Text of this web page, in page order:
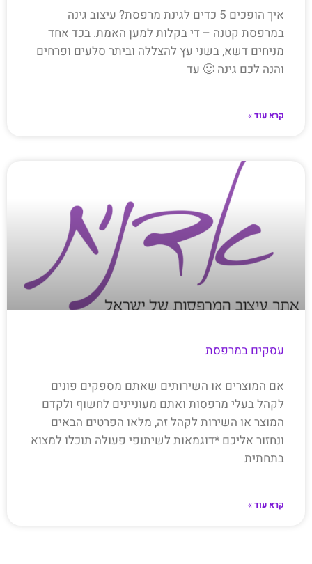
איך הופכים 5 כדים לגינת מרפסת? עיצוב גינה
במרפסת קטנה – די בקלות למען האמת. בכד אחד
מניחים דשא, בשני עץ להצללה וביתר סלעים ופרחים
והנה לכם גינה 🙂 עד
קרא עוד »
עסקים במרפסת
אם המוצרים או השירותים שאתם מספקים פונים
לקהל בעלי מרפסות ואתם מעוניינים לחשוף ולקדם
המוצר או השירות לקהל זה, מלאו הפרטים הבאים
ונחזור אליכם *דוגמאות לשיתופי פעולה תוכלו למצוא
בתחתית
קרא עוד »